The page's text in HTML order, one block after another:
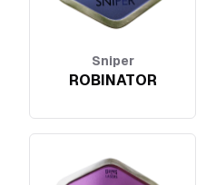
Sniper
ROBINATOR